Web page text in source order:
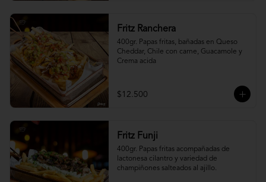
Fritz Ranchera
400gr. Papas fritas, bañadas en Queso
Cheddar, Chile con carne, Guacamole y
Crema acida
$12.500
Fritz Funji
400gr. Papas fritas acompañadas de
lactonesa cilantro y variedad de
champiñones salteados al ajillo.